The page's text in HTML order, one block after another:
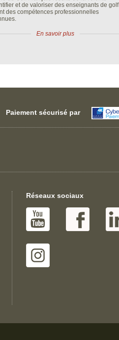
et de valoriser des enseignants de golf
des compétences professionnelles
En savoir plus
Paiement sécurisé par
Réseaux sociaux